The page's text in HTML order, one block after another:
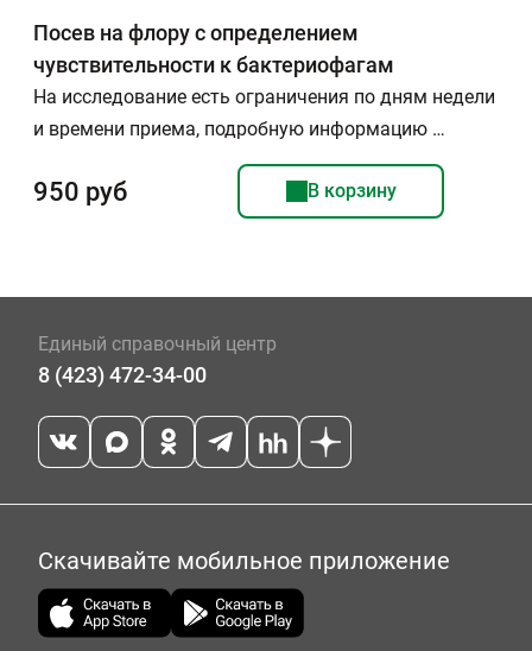
Посев на флору с определением
чувствительности к бактериофагам
На исследование есть ограничения по дням недели
и времени приема, подробную информацию …
950 руб В корзину
Единый справочный центр
8 (423) 472-34-00
Скачивайте мобильное приложение